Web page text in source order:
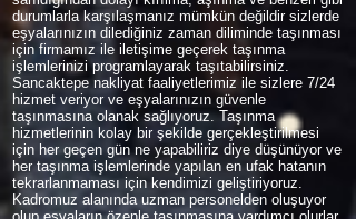
durumlarla karşılaşmanız mümkün değildir sizlerde
eşyalarınızın dilediğiniz zaman diliminde taşınması
için firmamız ile iletişime geçerek taşınma
işlemlerinizi programlayarak taşıtabilirsiniz.
Sancaktepe nakliyat faaliyetlerimiz ile sizlere 7/24
hizmet veriyor ve eşyalarınızın güvenle
taşınmasına olanak sağlıyoruz. Taşınma
hizmetlerinin kolay bir şekilde gerçekleştirilmesi
için her geçen gün ne yapabiliriz diye düşünüyor ve
her taşınma işlemlerinde yapılan en ufak hatanın
tekrarlanmaması için kendimizi geliştiriyoruz.
Kadromuz alanında uzman personelden oluşuyor